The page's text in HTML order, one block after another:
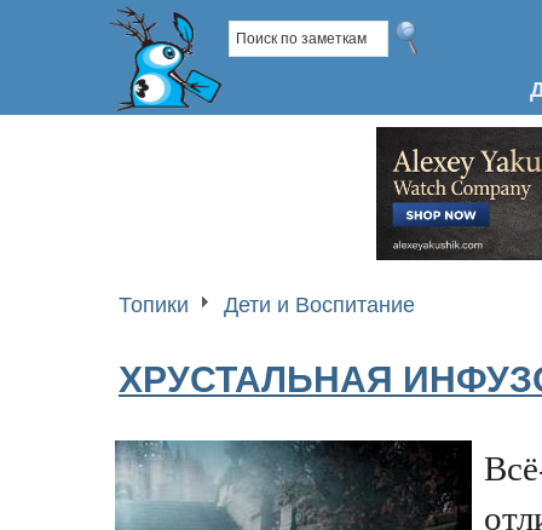
Топики Дети и Воспитание
ХРУСТАЛЬНАЯ